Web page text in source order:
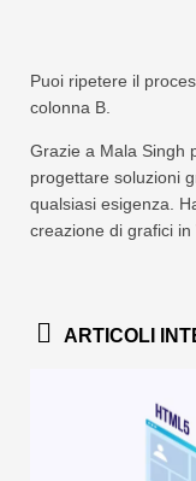
Puoi ripetere il
colonna B.
Grazie a Mala Singh
progettare soluzioni
qualsiasi esigenza.
creazione di grafici in
ARTICOLI